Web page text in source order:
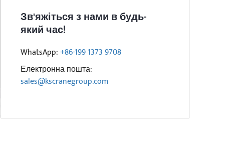
Зв'яжіться з нами в будь-
який час!
WhatsApp:+86-199 1373 9708
Електронна пошта:
sales@kscranegroup.com